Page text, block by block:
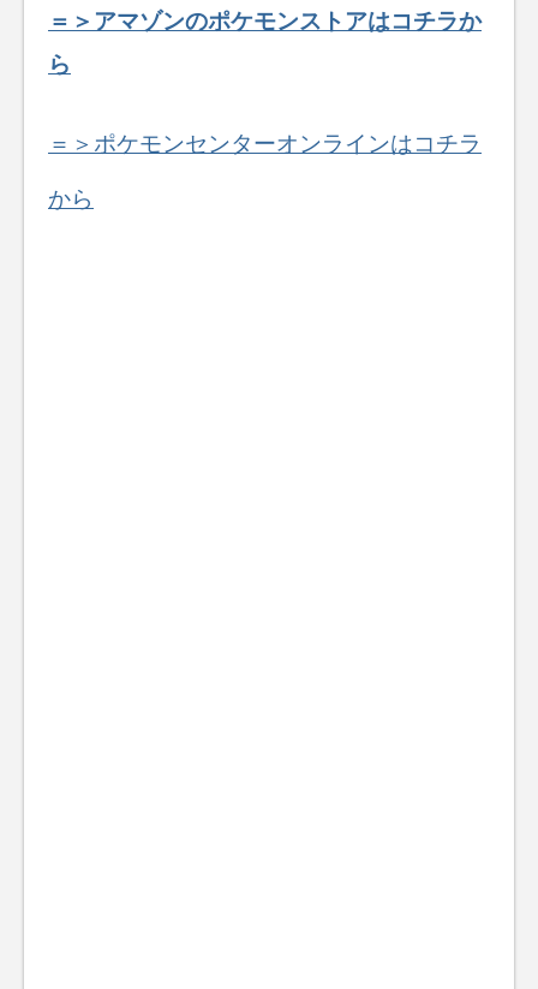
＝＞アマゾンのポケモンストアはコチラか
ら
＝＞ポケモンセンターオンラインはコチラ
から